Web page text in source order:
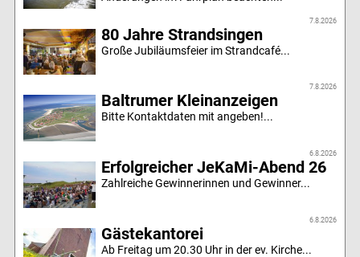
7.8.2026
80 Jahre Strandsingen
Große Jubiläumsfeier im Strandcafé...
7.8.2026
Baltrumer Kleinanzeigen
Bitte Kontaktdaten mit angeben!...
6.8.2026
Erfolgreicher JeKaMi-Abend 26
Zahlreiche Gewinnerinnen und Gewinner...
6.8.2026
Gästekantorei
Ab Freitag um 20.30 Uhr in der ev. Kirche...